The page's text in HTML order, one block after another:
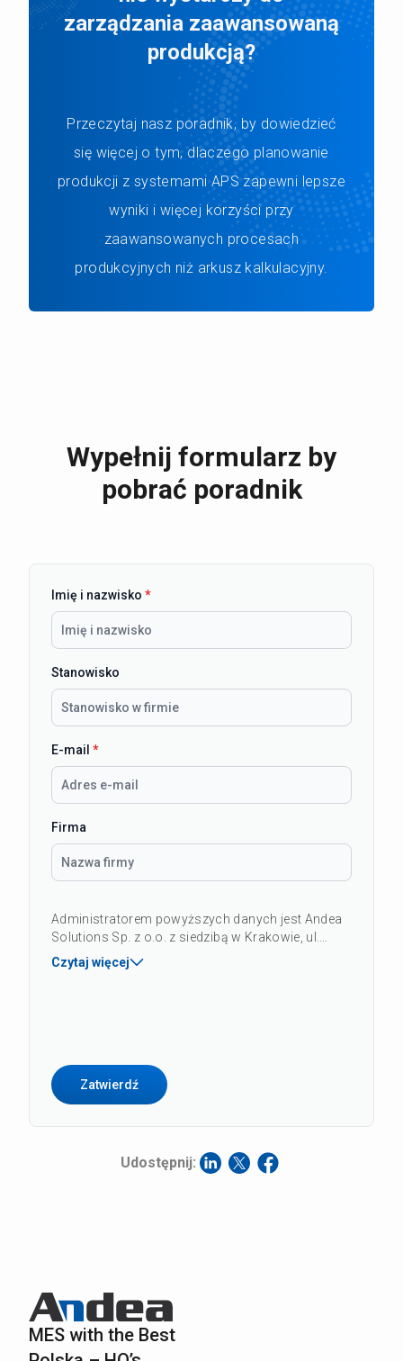
zarządzania zaawansowaną
produkcją?
Przeczytaj nasz poradnik, by dowiedzieć
się więcej o tym, dlaczego planowanie
produkcji z systemami APS zapewni lepsze
wyniki i więcej korzyści przy
zaawansowanych procesach
produkcyjnych niż arkusz kalkulacyjny.
Wypełnij formularz by
pobrać poradnik
Imię i nazwisko *
Stanowisko
E-mail *
Firma
Administratorem powyższych danych jest Andea
Solutions Sp. z o.o. z siedzibą w Krakowie, ul.
Kapelanka 42B, 30-347 Kraków, Polska, KRS:
0000419451. Celem przetwarzania danych jest
dostępu do danych, otrzymania ich kopii, ich
poprawiania, usuwania lub żądania ograniczenia
przetwarzania, zgłaszania sprzeciwu oraz
celu prosimy o przesłanie wiadomości e-mail na
adres: rodo@andea.com. Pełną treść informacji
Czytaj więcej
Udostępnij:
MES with the Best